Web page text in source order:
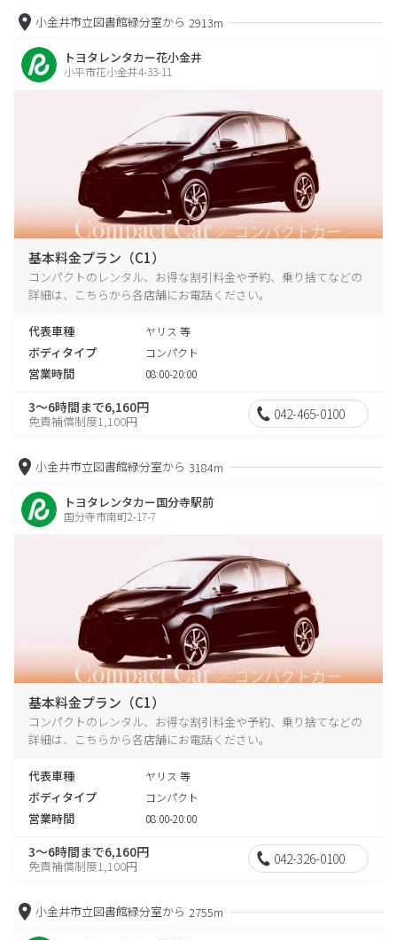
小金井市立図書館緑分室から 2913m
トヨタレンタカー花小金井
小平市花小金井4-33-11
基本料金プラン（C1）
コンパクトのレンタル、お得な割引料金や予約、乗り捨てなどの
詳細は、こちらから各店舗にお電話ください。
代表車種 ヤリス 等
ボディタイプ コンパクト
営業時間 08:00-20:00
3～6時間まで6,160円
免責補償制度1,100円 042-465-0100
小金井市立図書館緑分室から 3184m
トヨタレンタカー国分寺駅前
国分寺市南町2-17-7
基本料金プラン（C1）
コンパクトのレンタル、お得な割引料金や予約、乗り捨てなどの
詳細は、こちらから各店舗にお電話ください。
代表車種 ヤリス 等
ボディタイプ コンパクト
営業時間 08:00-20:00
3～6時間まで6,160円
免責補償制度1,100円 042-326-0100
小金井市立図書館緑分室から 2755m